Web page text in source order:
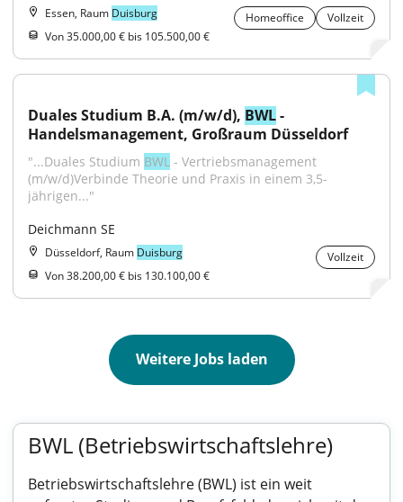
Essen, Raum Duisburg Homeoffice
Vollzeit
Von 35.000,00 € bis 105.500,00 €
Duales Studium B.A. (m/w/d), BWL -
Handelsmanagement, Großraum Düsseldorf
"...Duales Studium BWL - Vertriebsmanagement
(m/w/d)Verbinde Theorie und Praxis in einem 3,5-
jährigen..."
Deichmann SE
Düsseldorf, Raum Duisburg
Vollzeit
Von 38.200,00 € bis 130.100,00 €
Weitere Jobs laden
BWL (Betriebswirtschaftslehre)
Betriebswirtschaftslehre (BWL) ist ein weit